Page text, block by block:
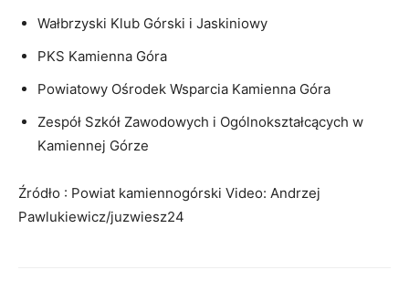
Wałbrzyski Klub Górski i Jaskiniowy
PKS Kamienna Góra
Powiatowy Ośrodek Wsparcia Kamienna Góra
Zespół Szkół Zawodowych i Ogólnokształcących w
Kamiennej Górze
Źródło : Powiat kamiennogórski Video: Andrzej
Pawlukiewicz/juzwiesz24